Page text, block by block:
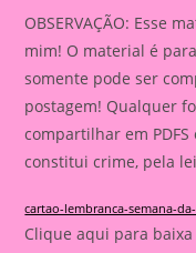
OBSERVAÇÃO: Esse
mim! O material é
somente pode ser
postagem! Qualquer
compartilhar em
constitui crime, pela
cartao-lembranca-semana-
Clique aqui para baixa